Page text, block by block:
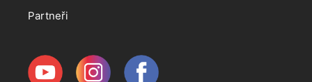
Partneři